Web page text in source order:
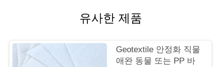
연
유사한 제품
Geotextile 안정화 직물
애완 동물 또는 PP 바